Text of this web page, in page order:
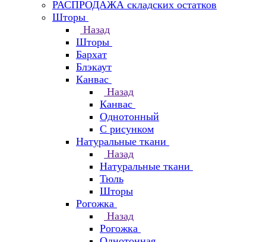
РАСПРОДАЖА складских остатков
Шторы
Назад
Шторы
Бархат
Блэкаут
Канвас
Назад
Канвас
Однотонный
С рисунком
Натуральные ткани
Назад
Натуральные ткани
Тюль
Шторы
Рогожка
Назад
Рогожка